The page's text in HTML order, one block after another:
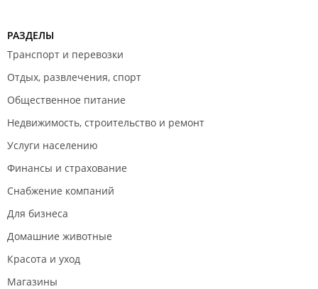
РАЗДЕЛЫ
Транспорт и перевозки
Отдых, развлечения, спорт
Общественное питание
Недвижимость, строительство и ремонт
Услуги населению
Финансы и страхование
Снабжение компаний
Для бизнеса
Домашние животные
Красота и уход
Магазины